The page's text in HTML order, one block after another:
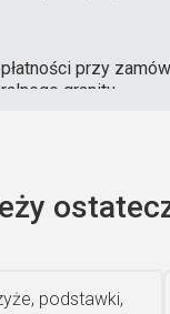
przy
granitu
podstawki,